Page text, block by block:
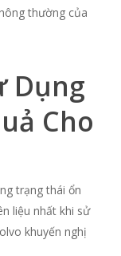
thường của
Dụng
Cho
trạng thái ổn
liệu nhất khi sử
khuyến nghị